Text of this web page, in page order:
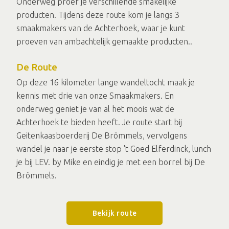
producten. Tijdens deze route kom je langs 3
smaakmakers van de Achterhoek, waar je kunt
proeven van ambachtelijk gemaakte producten..
De Route
Op deze 16 kilometer lange wandeltocht maak je
kennis met drie van onze Smaakmakers. En
onderweg geniet je van al het moois wat de
Achterhoek te bieden heeft. Je route start bij
Geitenkaasboerderij De Brömmels, vervolgens
wandel je naar je eerste stop 't Goed Elferdinck, lunch
je bij LEV. by Mike en eindig je met een borrel bij De
Brömmels.
Bekijk route